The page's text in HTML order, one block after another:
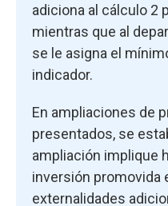
adiciona al cálculo 2
mientras que al
se le asigna el
indicador.
En ampliaciones de
presentados, se
ampliación implique
inversión promovida
externalidades